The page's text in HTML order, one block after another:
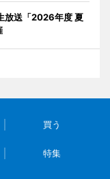
放送「2026年度 夏
買う
特集